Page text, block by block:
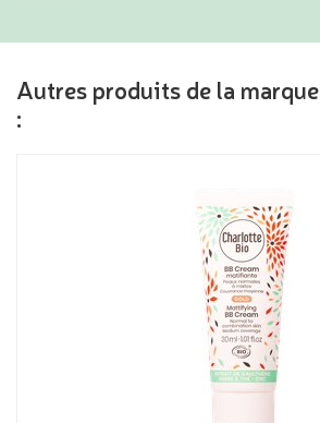
Autres produits de la marque
: